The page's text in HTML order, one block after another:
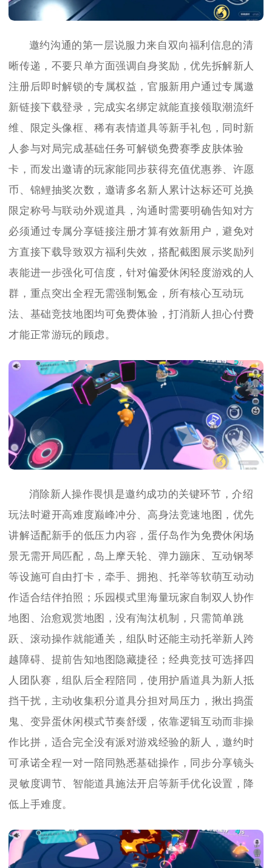
邀约沟通的第一层说服力来自双向福利信息的清
晰传递，不要只单方面强调自身奖励，优先拆解新人
注册后即时解锁的专属权益，官服新用户通过专属邀
新链接下载登录，完成实名绑定就能直接领取潮流纤
维、限定头像框、稀有表情道具等新手礼包，同时新
人参与对局完成基础任务可解锁免费赛季皮肤体验
卡，而发出邀请的玩家能同步获得充值优惠券、许愿
币、锦鲤抽奖次数，邀请多名新人累计达标还可兑换
限定称号与联动外观道具，沟通时需要明确告知对方
必须通过专属分享链接注册才算有效新用户，避免对
方直接下载导致双方福利失效，搭配截图展示奖励列
表能进一步强化可信度，针对偏爱休闲轻度游戏的人
群，重点突出全程无需强制氪金，所有核心互动玩
法、基础竞技地图均可免费体验，打消新人担心付费
才能正常游玩的顾虑。
消除新人操作畏惧是邀约成功的关键环节，介绍
玩法时避开高难度巅峰冲分、高身法竞速地图，优先
讲解适配新手的低压力内容，蛋仔岛作为免费休闲场
景无需开局匹配，岛上摩天轮、弹力蹦床、互动钢琴
等设施可自由打卡，牵手、拥抱、托举等软萌互动动
作适合结伴拍照；乐园模式里海量玩家自制双人协作
地图、治愈观赏地图，没有淘汰机制，只需简单跳
跃、滚动操作就能通关，组队时还能主动托举新人跨
越障碍、提前告知地图隐藏捷径；经典竞技可选择四
人团队赛，组队后全程陪同，使用护盾道具为新人抵
挡干扰，主动收集积分道具分担对局压力，揪出捣蛋
鬼、变异蛋休闲模式节奏舒缓，依靠逻辑互动而非操
作比拼，适合完全没有派对游戏经验的新人，邀约时
可承诺全程一对一陪同熟悉基础操作，同步分享镜头
灵敏度调节、智能道具施法开启等新手优化设置，降
低上手难度。